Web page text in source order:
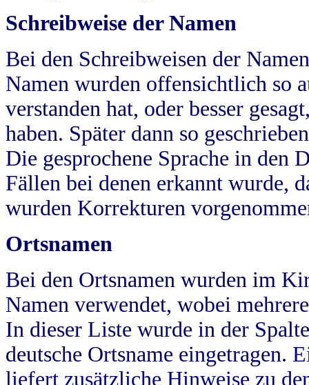
Schreibweise der Namen
Bei den Schreibweisen der
Namen wurden offensichtlich so
verstanden hat, oder besser
haben. Später dann so
Die gesprochene Sprache in
Fällen bei denen erkannt wurde,
wurden Korrekturen
Ortsnamen
Bei den Ortsnamen wurden im
Namen verwendet, wobei
In dieser Liste wurde in der
deutsche Ortsname eingetragen.
liefert zusätzliche Hinweise zu